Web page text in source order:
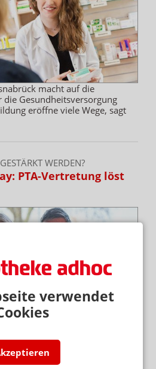
verwendet
macht auf die
die Gesundheitsversorgung
eröffne viele Wege, sagt
WERDEN?
PTA-Vertretung löst
sich Gabriele von Elsenau
der Apothekerkammer
und Adexa-Chef Andreas May